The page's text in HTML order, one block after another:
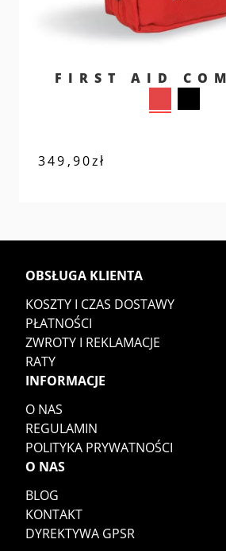
FIRST AID
349,90zł
OBSŁUGA KLIENTA
KOSZTY I CZAS DOSTAWY
PŁATNOŚCI
ZWROTY I REKLAMACJE
RATY
INFORMACJE
O NAS
REGULAMIN
POLITYKA PRYWATNOŚCI
O NAS
BLOG
KONTAKT
DYREKTYWA GPSR